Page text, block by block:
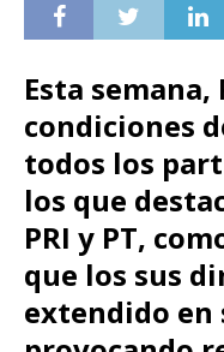
Esta
condiciones
todos los
los que
PRI y PT,
que los sus
extendido en